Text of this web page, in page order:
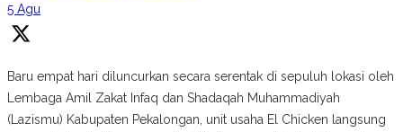
5 Agu
Baru empat hari diluncurkan secara serentak di sepuluh lokasi oleh
Lembaga Amil Zakat Infaq dan Shadaqah Muhammadiyah
(Lazismu) Kabupaten Pekalongan, unit usaha El Chicken langsung